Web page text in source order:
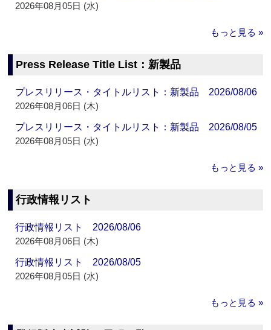
2026年08月05日 (水)
もっと見る »
Press Release Title List：新製品
プレスリリース・タイトルリスト：新製品 2026/08/06
2026年08月06日 (木)
プレスリリース・タイトルリスト：新製品 2026/08/05
2026年08月05日 (水)
もっと見る »
行政情報リスト
行政情報リスト 2026/08/06
2026年08月06日 (木)
行政情報リスト 2026/08/05
2026年08月05日 (水)
もっと見る »